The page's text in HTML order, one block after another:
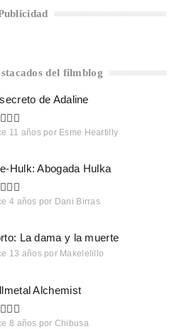
del filmblog
de Adaline
11 años por Esme Heartilly
Hulk: Abogada Hulka
4 años por Dani Birras
La dama y la muerte
13 años por Makelelillo
Alchemist
8 años por Chibusa